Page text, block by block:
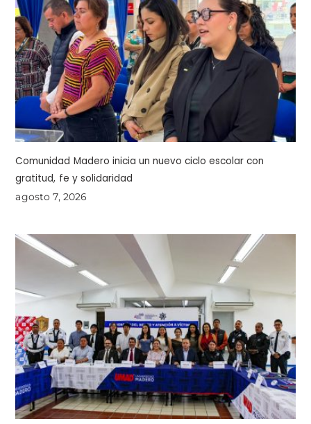
Comunidad Madero inicia un nuevo ciclo escolar con
gratitud, fe y solidaridad
agosto 7, 2026